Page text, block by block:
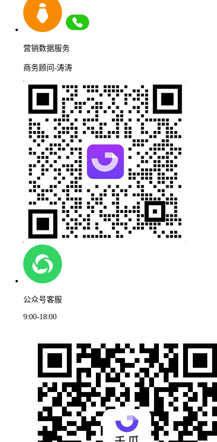
营销数据服务
商务顾问-涛涛
公众号客服
9:00-18:00